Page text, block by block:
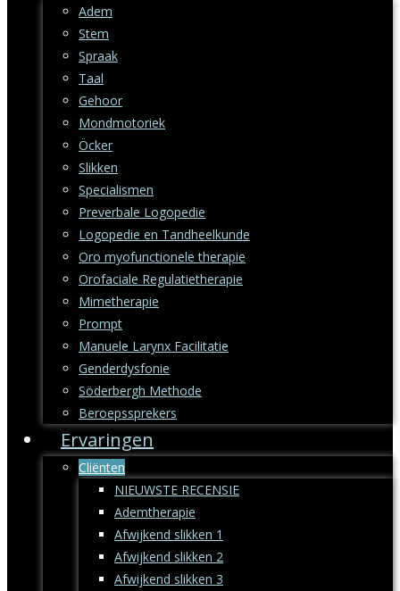
Adem
Stem
Spraak
Taal
Gehoor
Mondmotoriek
Öcker
Slikken
Specialismen
Preverbale Logopedie
Logopedie en Tandheelkunde
Oro myofunctionele therapie
Orofaciale Regulatietherapie
Mimetherapie
Prompt
Manuele Larynx Facilitatie
Genderdysfonie
Söderbergh Methode
Beroepssprekers
Ervaringen
Cliënten
NIEUWSTE RECENSIE
Ademtherapie
Afwijkend slikken 1
Afwijkend slikken 2
Afwijkend slikken 3